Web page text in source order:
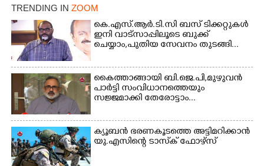
TRENDING IN ZOOM
കെ.എസ്.ആർ.ടി.സി ബസ് ടിക്കറ്റുകൾ
ഇനി വാട്സാപ്പിലൂടെ ബുക്ക്
ചെയ്യാം,പുതിയ സേവനം തുടങ്ങി...
കൈത്താങ്ങായി ബി.ജെ.പി,മുഴുവൻ
പാർട്ടി സംവിധാനത്തെയും
സജ്ജമാക്കി തേരോട്ടാം...
ക്യൂബൻ ഭരണകൂടത്തെ അട്ടിമറിക്കാൻ
യു.എസിന്റെ ടാസ്‌ക് ഫോഴ്സ്